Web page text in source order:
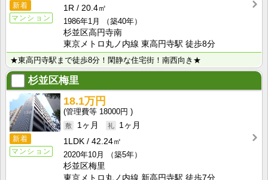
新着
マンション
1R
20.4㎡
1986年1月
（築40年）
杉並区高円寺南
東京メトロ丸ノ内線 東高円寺駅 徒歩8分
★東高円寺駅まで徒歩8分！閑静な住宅街！南西向き★
杉並区梅里
新着
マンション
18.1万円
18000円
1ヶ月
1ヶ月
1LDK
42.24㎡
2020年10月
（築5年）
杉並区梅里
東京メトロ丸ノ内線 新高円寺駅 徒歩7分